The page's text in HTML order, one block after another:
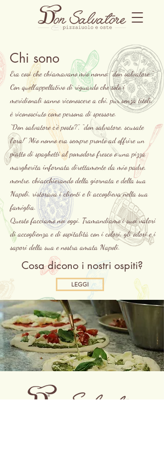
Chi sono
Era così che chiamavano mio nonno: “don salvatore “.
Con quell’appellativo di riguardo che solo i
meridionali sanno riconoscere a chi, pur senza titoli,
è riconosciuto come persona di spessore.
“Don salvatore c’è posto?”, “don salvatore, scusate
l’ora!” Mio nonno era sempre pronto ad offrire un
piatto di spaghetti al pomodoro fresco o una pizza
margherita infornata direttamente da mio padre,
mentre, chiacchierando della giornata e della sua
Napoli, ristorava i clienti e li accoglieva nella sua
famiglia.
Questo facciamo noi oggi. Tramandiamo i suoi valori
di accoglienza e di ospitalità con i colori, gli odori e i
sapori della sua e nostra amata Napoli.
Cosa dicono i nostri ospiti?
LEGGI